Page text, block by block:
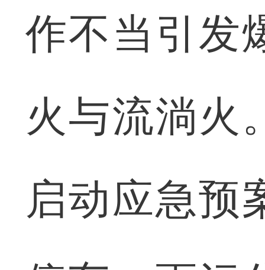
作不当引发
火与流淌火
启动应急预